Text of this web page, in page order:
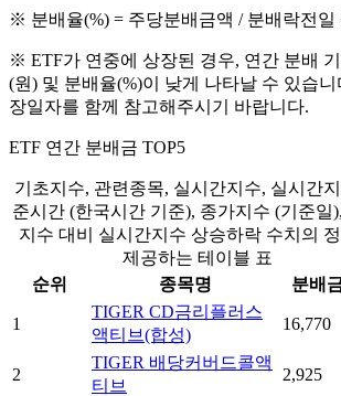
※ 분배율(%) = 주당분배금액 / 분배락전일
※ ETF가 연중에 상장된 경우, 연간 분배
(원) 및 분배율(%)이 낮게 나타날 수 있습
장일자를 함께 참고해주시기 바랍니다.
ETF 연간 분배금 TOP5
기초지수, 관련종목, 실시간지수, 실시간지
준시간 (한국시간 기준), 종가지수 (기준일
지수 대비 실시간지수 상승하락 수치의
제공하는 테이블 표
순위
종목명 분배
1
TIGER CD금리플러스
액티브(합성)
16,770
2
TIGER 배당커버드콜액
티브
2,925